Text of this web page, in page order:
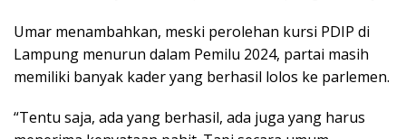
Umar menambahkan, meski perolehan kursi PDIP di
Lampung menurun dalam Pemilu 2024, partai masih
memiliki banyak kader yang berhasil lolos ke parlemen.
“Tentu saja, ada yang berhasil, ada juga yang harus